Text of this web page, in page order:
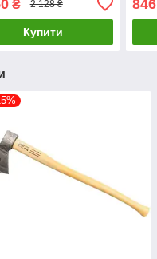
₴ 2 128 ₴
Купити
846